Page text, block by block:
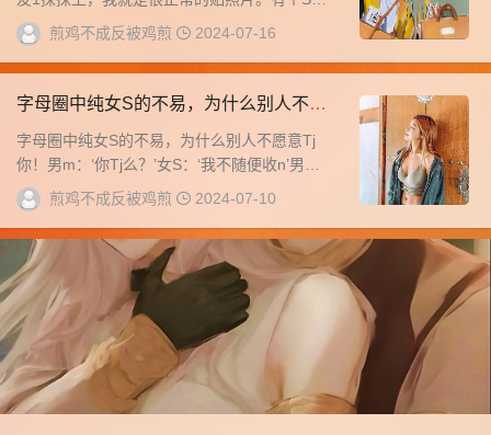
来就问我要不要Tj？说他一眼就看出来我是个
M。...
煎鸡不成反被鸡煎 2024-07-16
字母圈中纯女S的不易，为什么别人不愿
意Tj你！
字母圈中纯女S的不易，为什么别人不愿意Tj
你！男m：‘你Tj么？’女S：‘我不随便收n’男
M：‘那你多少钱’女S：‘我不是收费的...
煎鸡不成反被鸡煎 2024-07-10